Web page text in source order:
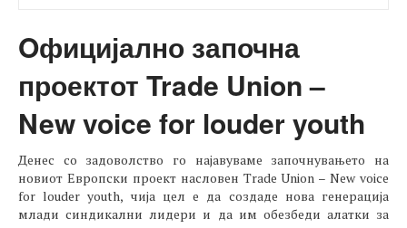
Oфицијално започна
проектот Trade Union –
New voice for louder youth
Денес со задоволство го најавуваме започнувањето на
новиот Европски проект насловен Trade Union – New voice
for louder youth, чија цел е да создаде нова генерација
млади синдикални лидери и да им обезбеди алатки за